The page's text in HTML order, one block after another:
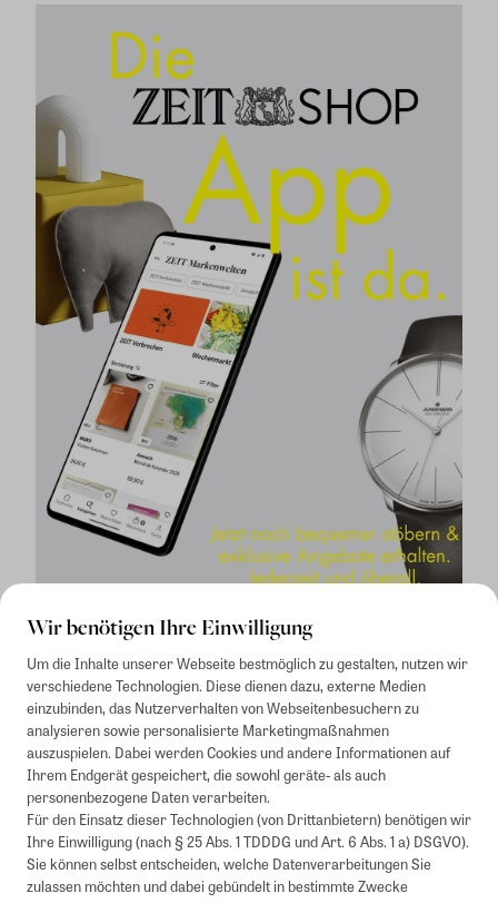
Wir benötigen Ihre Einwilligung
Um die Inhalte unserer Webseite bestmöglich zu gestalten, nutzen wir
verschiedene Technologien. Diese dienen dazu, externe Medien
einzubinden, das Nutzerverhalten von Webseitenbesuchern zu
analysieren sowie personalisierte Marketingmaßnahmen
auszuspielen. Dabei werden Cookies und andere Informationen auf
Ihrem Endgerät gespeichert, die sowohl geräte- als auch
personenbezogene Daten verarbeiten.
Für den Einsatz dieser Technologien (von Drittanbietern) benötigen wir
Ihre Einwilligung (nach § 25 Abs. 1 TDDDG und Art. 6 Abs. 1 a) DSGVO).
Sie können selbst entscheiden, welche Datenverarbeitungen Sie
zulassen möchten und dabei gebündelt in bestimmte Zwecke
Mindestbestellwert von 50€. Nicht anwendbar auf Produkte, die der
Buchpreisbindung unterliegen, ZEIT-Akademie, e-Books. Keine
Barauszahlung möglich. Nicht mit weiteren Gutscheinen/Rabatten
kombinierbar.
Briefsendungen sind vom kostenlosen Rückversand ausgeschlossen.
Weitere Informationen zu Rücksendungen finden Sie hier.
Alle Preise inkl. gesetzl. MwSt. zzgl. Versandkosten